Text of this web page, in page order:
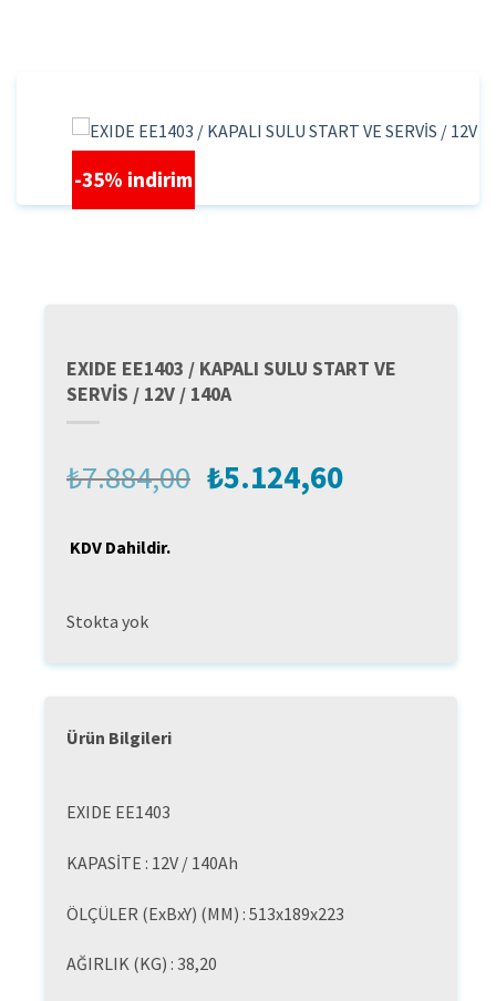
-35% indirim
EXIDE EE1403 / KAPALI SULU START VE
SERVİS / 12V / 140A
₺7.884,00 Orijinal
₺5.124,60Şu
KDV Dahildir.
Stokta yok
Ürün Bilgileri
EXIDE EE1403
KAPASİTE : 12V / 140Ah
ÖLÇÜLER (ExBxY) (MM) : 513x189x223
AĞIRLIK (KG) : 38,20